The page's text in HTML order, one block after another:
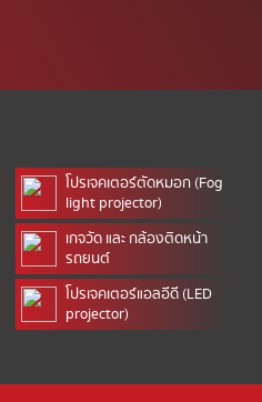
โปรเจคเตอร์ตัดหมอก (Fog
light projector)
เกจวัด และ กล้องติดหน้า
รถยนต์
โปรเจคเตอร์แอลอีดี (LED
projector)